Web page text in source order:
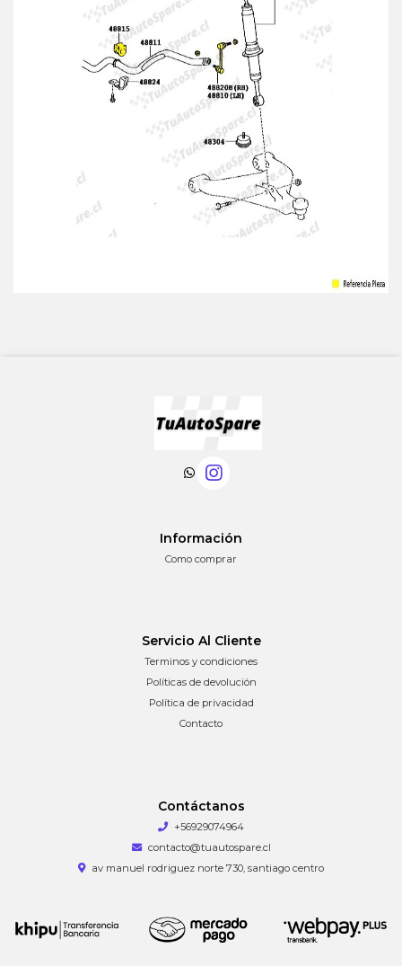
Información
Como comprar
Servicio Al Cliente
Terminos y condiciones
Políticas de devolución
Política de privacidad
Contacto
Contáctanos
+56929074964
contacto@tuautospare.cl
av manuel rodriguez norte 730, santiago centro